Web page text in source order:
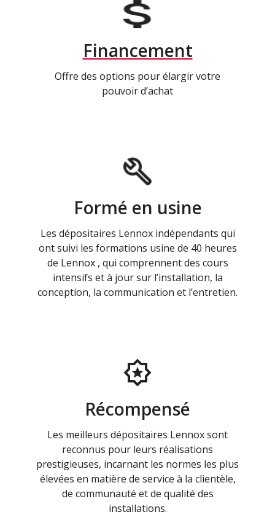
Financement
Offre des options pour élargir votre
pouvoir d’achat
Formé en usine
Les dépositaires Lennox indépendants qui
ont suivi les formations usine de 40 heures
de Lennox , qui comprennent des cours
intensifs et à jour sur l’installation, la
conception, la communication et l’entretien.
Récompensé
Les meilleurs dépositaires Lennox sont
reconnus pour leurs réalisations
prestigieuses, incarnant les normes les plus
élevées en matière de service à la clientèle,
de communauté et de qualité des
installations.